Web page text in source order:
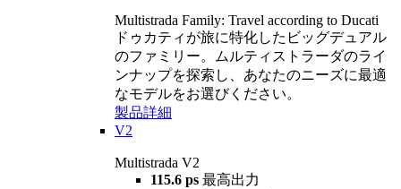
Multistrada Family: Travel according to Ducati
ドゥカティが旅に特化したビッグデュアル
のファミリー。ムルティストラーダのライ
ンナップを探索し、あなたのニーズに最適
なモデルをお選びください。
製品詳細
V2
Multistrada V2
115.6 ps 最高出力